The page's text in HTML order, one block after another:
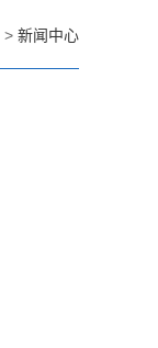
> 新闻中心